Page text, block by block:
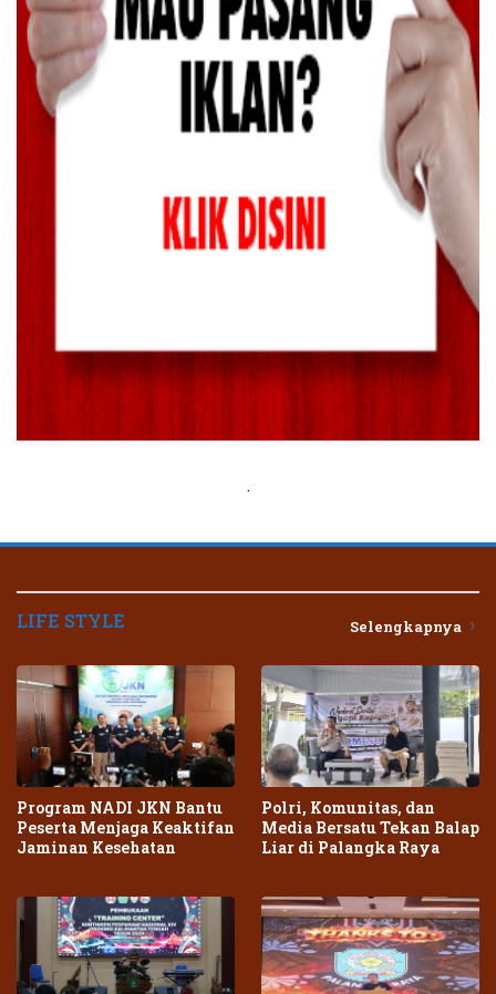
.
LIFE STYLE Selengkapnya
Program NADI JKN Bantu
Peserta Menjaga Keaktifan
Jaminan Kesehatan
Polri, Komunitas, dan
Media Bersatu Tekan Balap
Liar di Palangka Raya